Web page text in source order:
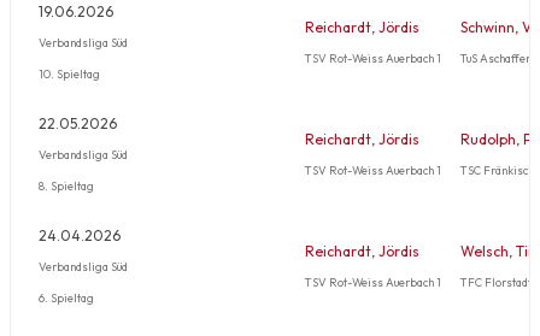
19.06.2026
Verbandsliga Süd
10. Spieltag
Reichardt, Jördis
TSV Rot-Weiss Auerbach 1
Schwinn,
TuS
22.05.2026
Verbandsliga Süd
8. Spieltag
Reichardt, Jördis
TSV Rot-Weiss Auerbach 1
Rudolph,
TSC
24.04.2026
Verbandsliga Süd
6. Spieltag
Reichardt, Jördis
TSV Rot-Weiss Auerbach 1
Welsch,
TFC Florstadt 1